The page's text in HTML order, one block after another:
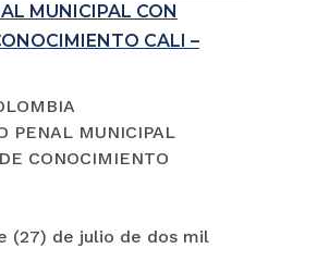
MUNICIPAL CON
CALI –
PENAL MUNICIPAL
CONOCIMIENTO
(27) de julio de dos mil